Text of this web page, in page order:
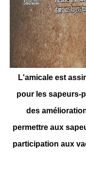
L'amicale est
pour les sapeurs-
des
permettre aux
participation aux